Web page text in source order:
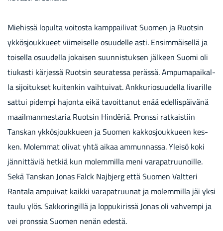
Mie­his­sä lo­pul­ta voi­tos­ta kamp­pai­li­vat Suo­men ja Ruot­sin
yk­kös­jouk­ku­eet vii­mei­sel­le osuu­del­le asti. En­sim­mäi­sel­lä ja
toi­sel­la osuu­del­la jo­kai­sen suun­nis­tuk­sen jäl­keen Suomi oli
tiu­kas­ti kär­jes­sä Ruot­sin seu­ra­tes­sa pe­räs­sä. Am­pu­ma­pai­kal­
la si­joi­tuk­set kui­ten­kin vaih­tui­vat. Ank­ku­rio­suu­del­la Ii­va­ril­le
sat­tui pi­dem­pi ha­jon­ta eikä ta­voit­ta­nut enää edel­lis­päi­vä­nä
maa­il­man­mes­ta­ria Ruot­sin Hindériä. Prons­si rat­kais­tiin
Tans­kan yk­kös­jouk­ku­een ja Suo­men kak­kos­jouk­ku­een kes­
ken. Mo­lem­mat oli­vat yhtä aikaa am­mun­nas­sa. Ylei­sö koki
jän­nit­tä­viä het­kiä kun mo­lem­mil­la meni va­ra­pat­ruu­noil­le.
Sekä Tans­kan Jonas Falck Najb­jerg että Suo­men Valt­te­ri
Ran­ta­la am­pui­vat kaik­ki va­ra­pat­ruu­nat ja mo­lem­mil­la jäi yksi
taulu ylös. Sak­ko­rin­gil­lä ja lop­pu­ki­ris­sä Jonas oli vah­vem­pi ja
vei prons­sia Suo­men nenän edes­tä.